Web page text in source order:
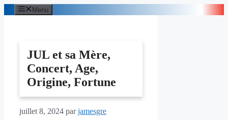
Aller
au
Menu
JUL et sa Mère,
Concert, Age,
Origine, Fortune
juillet 8, 2024 parjamesgre